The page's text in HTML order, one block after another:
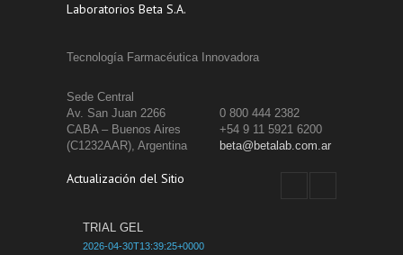
Laboratorios Beta S.A.
Tecnología Farmacéutica Innovadora
Sede Central
Av. San Juan 2266
0 800 444 2382
CABA – Buenos Aires
+54 9 11 5921 6200
(C1232AAR), Argentina
beta@betalab.com.ar
Actualización del Sitio
TRIAL GEL
2026-04-30T13:39:25+0000